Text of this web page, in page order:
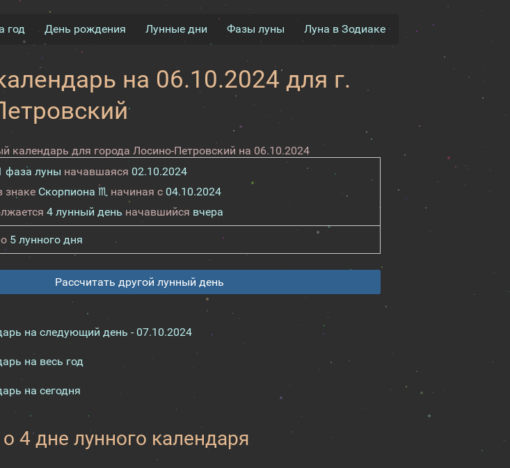
год День рождения Лунные дни Фазы луны Луна в Зодиаке
на 06.10.2024 для г.
календарь для города Лосино-Петровский на 06.10.2024
фаза луны начавшаяся 02.10.2024
знаке Скорпиона ♏начиная с 04.10.2024
4 лунный деньначавшийся вчера
5 лунного дня
Рассчитать другой лунный день
на следующий день - 07.10.2024
на весь год
на сегодня
4 дне лунного календаря